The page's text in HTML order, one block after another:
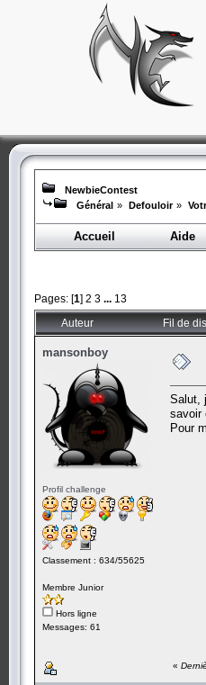
NewbieContest
Général » Defouloir »
Accueil Aide
Pages: [1] 2 3 ... 13
Auteur Fil de
mansonboy
Profil challenge
Classement : 634/55625
Membre Junior
Hors ligne
Messages: 61
Salut,
savoir
Pour
«